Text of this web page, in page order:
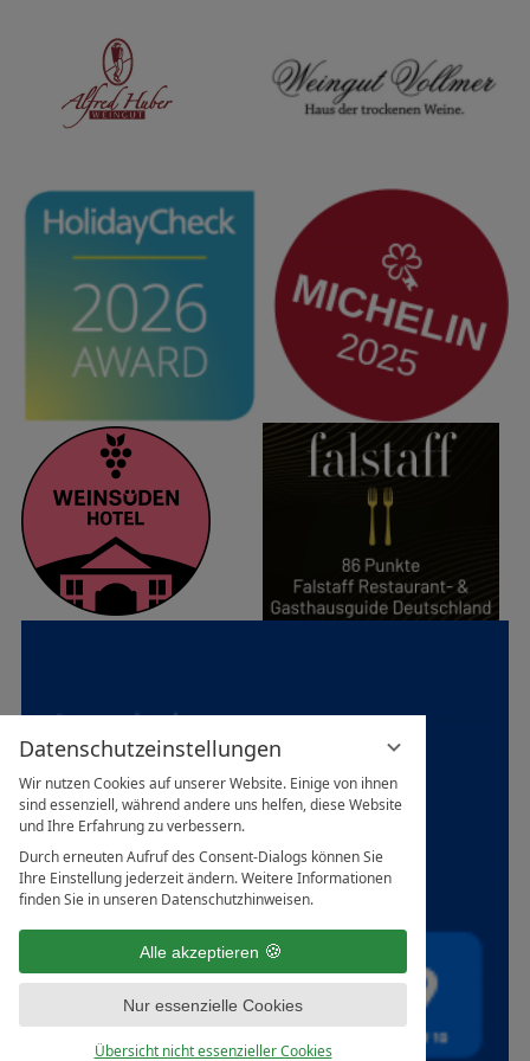
Datenschutzeinstellungen
Wir nutzen Cookies auf unserer Website. Einige von ihnen
sind essenziell, während andere uns helfen, diese Website
und Ihre Erfahrung zu verbessern.
Durch erneuten Aufruf des Consent-Dialogs können Sie
Ihre Einstellung jederzeit ändern. Weitere Informationen
finden Sie in unseren Datenschutzhinweisen.
Alle akzeptieren
Nur essenzielle Cookies
Übersicht nicht essenzieller Cookies